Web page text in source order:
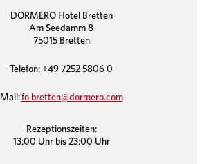
DORMERO Hotel Bretten
Am Seedamm 8
75015 Bretten
Telefon: +49 7252 5806 0
Mail:fo.bretten@dormero.com
Rezeptionszeiten:
13:00 Uhr bis 23:00 Uhr